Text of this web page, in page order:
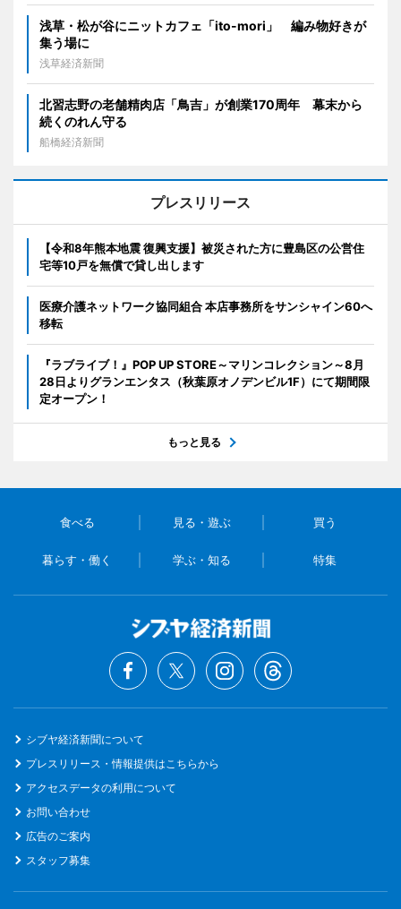
浅草・松が谷にニットカフェ「ito-mori」 編み物好きが
集う場に
浅草経済新聞
北習志野の老舗精肉店「鳥吉」が創業170周年 幕末から
続くのれん守る
船橋経済新聞
プレスリリース
【令和8年熊本地震 復興支援】被災された方に豊島区の公営住
宅等10戸を無償で貸し出します
医療介護ネットワーク協同組合 本店事務所をサンシャイン60へ
移転
『ラブライブ！』POP UP STORE～マリンコレクション～8月
28日よりグランエンタス（秋葉原オノデンビル1F）にて期間限
定オープン！
もっと見る
食べる 見る・遊ぶ 買う
暮らす・働く 学ぶ・知る 特集
シブヤ経済新聞について
プレスリリース・情報提供はこちらから
アクセスデータの利用について
お問い合わせ
広告のご案内
スタッフ募集